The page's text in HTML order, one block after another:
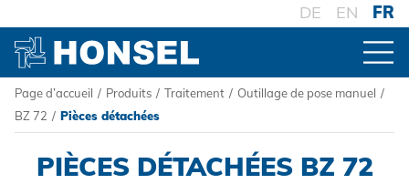
DE EN FR
PRODUITS
VUE D'ENSEMBLE DES PRODUITS
Page d’accueil / Produits / Traitement / Outillage de pose manuel /
BZ 72 / Pièces détachées
PIÈCES DÉTACHÉES BZ 72